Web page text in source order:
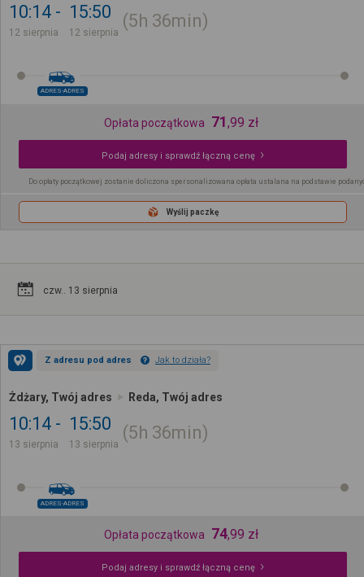
10:14
12 sierpnia
15:50
12 sierpnia
5h 36min
ADRES-ADRES
Opłata początkowa 71,99 zł
Podaj adresy i sprawdź łączną cenę
Do opłaty początkowej zostanie doliczona spersonalizowana opłata ustalana na podstawie
Wyślij paczkę
czw.. 13 sierpnia
Z adresu pod adres Jak to działa?
Żdżary, Twój adres Reda, Twój adres
10:14
13 sierpnia
15:50
13 sierpnia
5h 36min
ADRES-ADRES
Opłata początkowa 74,99 zł
Podaj adresy i sprawdź łączną cenę